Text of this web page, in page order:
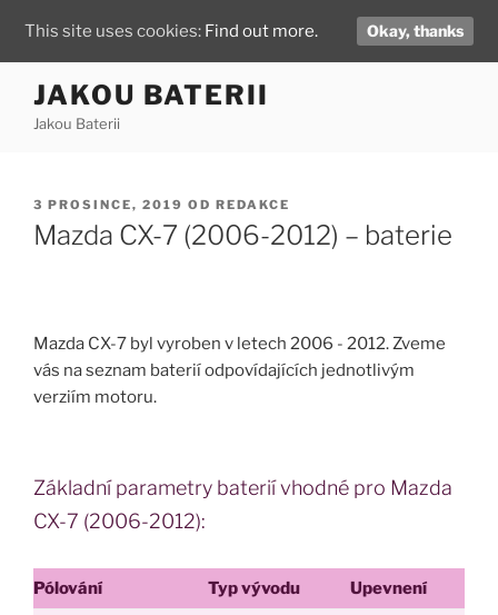
obsahu
JAKOU BATERII
Jakou Baterii
PUBLIKOVÁNO
3 PROSINCE, 2019 OD REDAKCE
Mazda CX-7 (2006-2012) – baterie
Mazda CX-7 byl vyroben v letech 2006 - 2012. Zveme
vás na seznam baterií odpovídajících jednotlivým
verziím motoru.
Základní parametry baterií vhodné pro Mazda
CX-7 (2006-2012):
Pólování Typ vývodu Upevnení
This site uses cookies: Find out more. Okay, thanks